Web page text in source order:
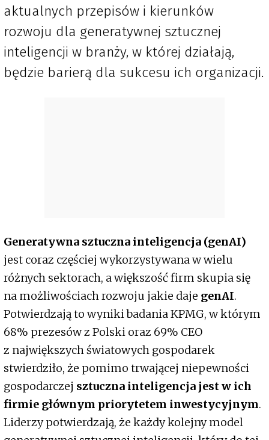
aktualnych przepisów i kierunków
rozwoju dla generatywnej sztucznej
inteligencji w branży, w której działają,
będzie barierą dla sukcesu ich organizacji.
Generatywna sztuczna inteligencja (genAI)
jest coraz częściej wykorzystywana w wielu
różnych sektorach, a większość firm skupia się
na możliwościach rozwoju jakie daje genAI.
Potwierdzają to wyniki badania KPMG, w którym
68% prezesów z Polski oraz 69% CEO
z największych światowych gospodarek
stwierdziło, że pomimo trwającej niepewności
gospodarczej sztuczna inteligencja jest w ich
firmie głównym priorytetem inwestycyjnym.
Liderzy potwierdzają, że każdy kolejny model